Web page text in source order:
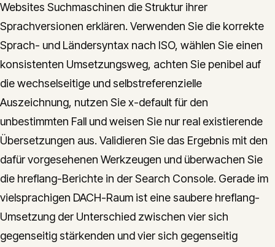
Websites Suchmaschinen die Struktur ihrer
Sprachversionen erklären. Verwenden Sie die korrekte
Sprach- und Ländersyntax nach ISO, wählen Sie einen
konsistenten Umsetzungsweg, achten Sie penibel auf
die wechselseitige und selbstreferenzielle
Auszeichnung, nutzen Sie x-default für den
unbestimmten Fall und weisen Sie nur real existierende
Übersetzungen aus. Validieren Sie das Ergebnis mit den
dafür vorgesehenen Werkzeugen und überwachen Sie
die hreflang-Berichte in der Search Console. Gerade im
vielsprachigen DACH-Raum ist eine saubere hreflang-
Umsetzung der Unterschied zwischen vier sich
gegenseitig stärkenden und vier sich gegenseitig